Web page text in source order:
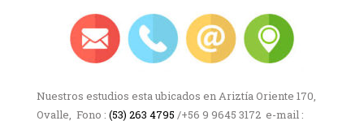
Nuestros estudios esta ubicados en Ariztía Oriente 170,
Ovalle, Fono : (53) 263 4795 /+56 9 9645 3172 e-mail :